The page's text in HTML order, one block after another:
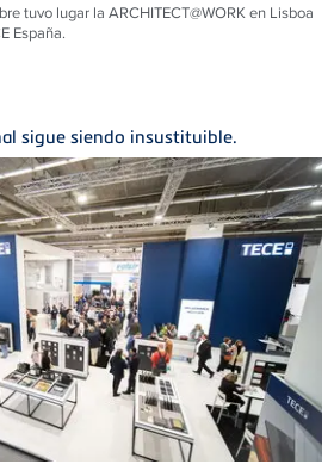
tuvo lugar la ARCHITECT@WORK en Lisboa
España.
sigue siendo insustituible.